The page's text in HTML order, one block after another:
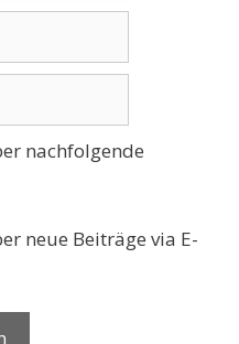
nachfolgende
neue Beiträge via E-